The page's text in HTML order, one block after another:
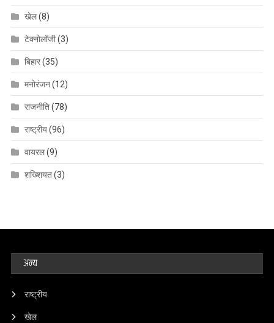
खेल(8)
टेक्नोलॉजी(3)
बिहार(35)
मनोरंजन(12)
राजनीति(78)
राष्ट्रीय(96)
वायरल(9)
शख्शियत(3)
अन्य
राष्ट्रीय
खेल